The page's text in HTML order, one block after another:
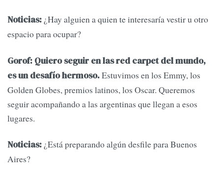
Noticias: ¿Hay alguien a quien te interesaría vestir u otro
espacio para ocupar?
Gorof: Quiero seguir en las red carpet del mundo,
es un desafío hermoso.Estuvimos en los Emmy, los
Golden Globes, premios latinos, los Oscar. Queremos
seguir acompañando a las argentinas que llegan a esos
lugares.
Noticias: ¿Está preparando algún desfile para Buenos
Aires?